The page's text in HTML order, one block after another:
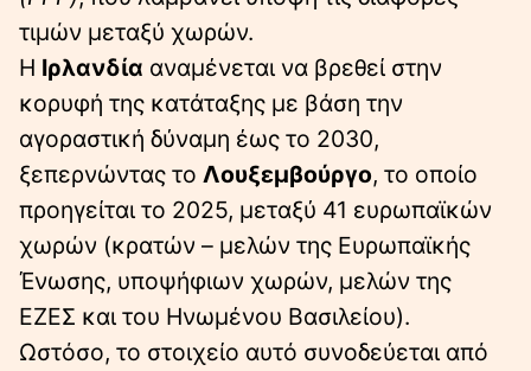
τιμών μεταξύ χωρών.
Η Ιρλανδία αναμένεται να βρεθεί στην
κορυφή της κατάταξης με βάση την
αγοραστική δύναμη έως το 2030,
ξεπερνώντας το Λουξεμβούργο, το οποίο
προηγείται το 2025, μεταξύ 41 ευρωπαϊκών
χωρών (κρατών – μελών της Ευρωπαϊκής
Ένωσης, υποψήφιων χωρών, μελών της
ΕΖΕΣ και του Ηνωμένου Βασιλείου).
Ωστόσο, το στοιχείο αυτό συνοδεύεται από